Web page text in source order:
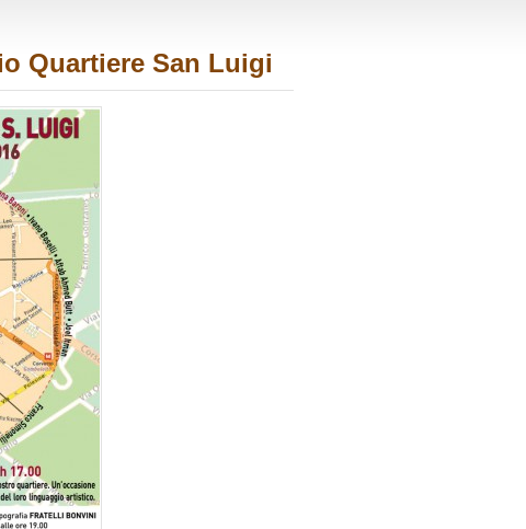
Quartiere San Luigi